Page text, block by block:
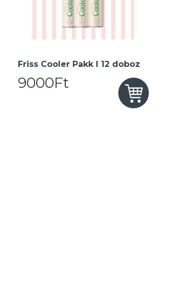
Friss Cooler Pakk I 12 doboz
9000Ft